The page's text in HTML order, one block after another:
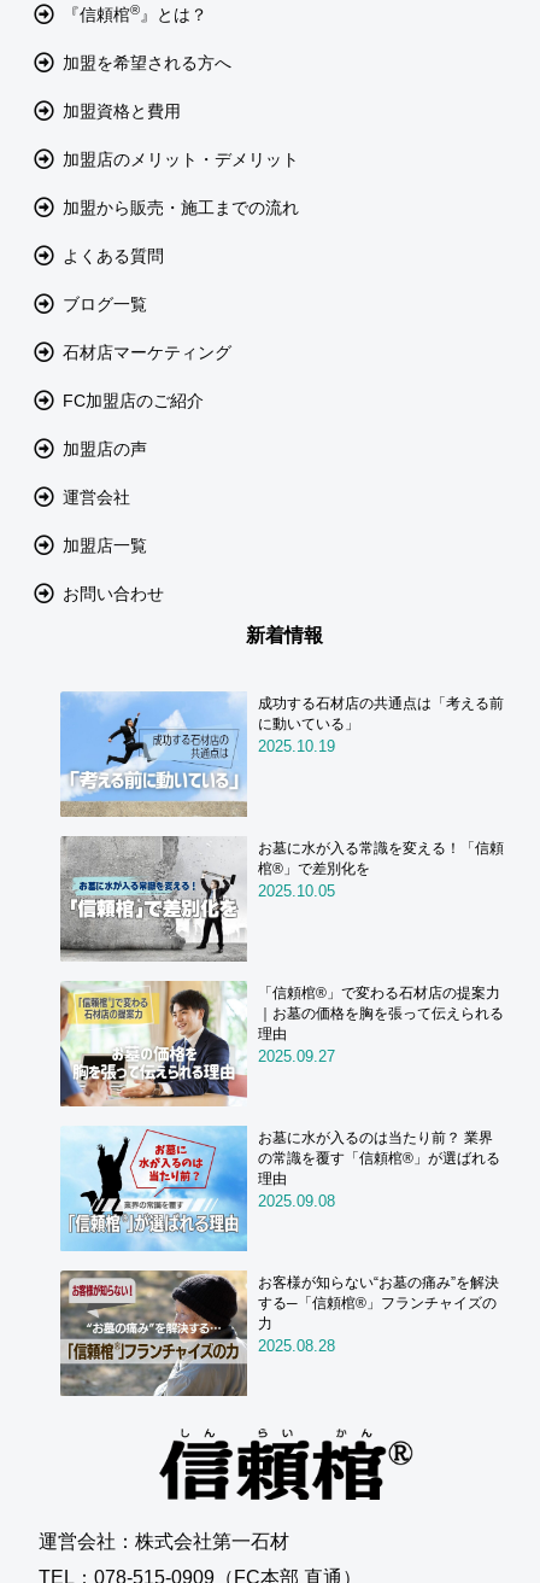
『信頼棺® 』とは？
加盟を希望される方へ
加盟資格と費用
加盟店のメリット・デメリット
加盟から販売・施工までの流れ
よくある質問
ブログ一覧
石材店マーケティング
FC加盟店のご紹介
加盟店の声
運営会社
加盟店一覧
お問い合わせ
新着情報
成功する石材店の共通点は「考える前
に動いている」
2025.10.19
お墓に水が入る常識を変える！「信頼
棺®」で差別化を
2025.10.05
「信頼棺®」で変わる石材店の提案力
｜お墓の価格を胸を張って伝えられる
理由
2025.09.27
お墓に水が入るのは当たり前？ 業界
の常識を覆す「信頼棺®」が選ばれる
理由
2025.09.08
お客様が知らない“お墓の痛み”を解決
する─「信頼棺®」フランチャイズの
力
2025.08.28
運営会社：株式会社第一石材
TEL：078-515-0909（FC本部 直通）